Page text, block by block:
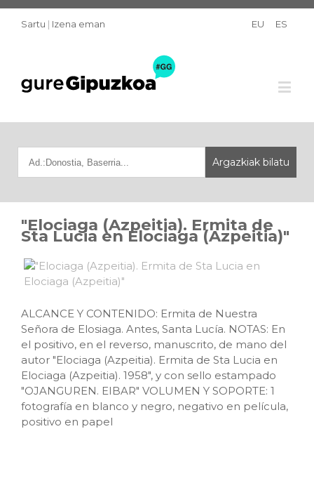
Sartu | Izena eman EU ES
"Elociaga (Azpeitia). Ermita de
Sta Lucia en Elociaga (Azpeitia)"
ALCANCE Y CONTENIDO: Ermita de Nuestra
Señora de Elosiaga. Antes, Santa Lucía. NOTAS: En
el positivo, en el reverso, manuscrito, de mano del
autor "Elociaga (Azpeitia). Ermita de Sta Lucia en
Elociaga (Azpeitia). 1958", y con sello estampado
"OJANGUREN. EIBAR" VOLUMEN Y SOPORTE: 1
fotografía en blanco y negro, negativo en película,
positivo en papel